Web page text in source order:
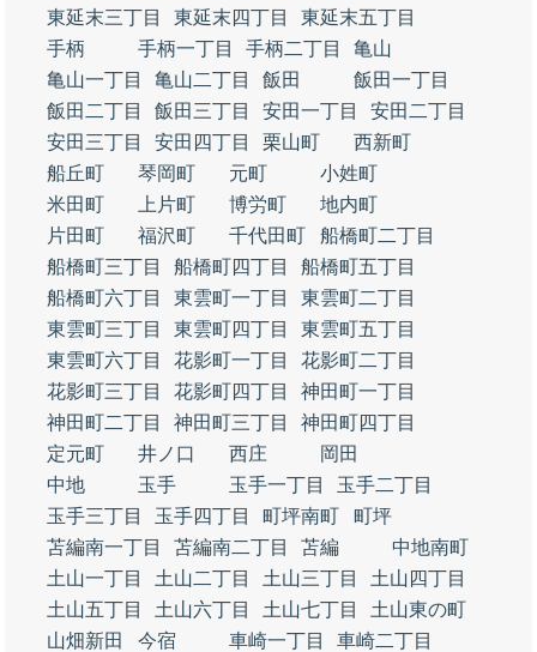
東延末三丁目
東延末四丁目
東延末五丁目
手柄
手柄一丁目 手柄二丁目
亀山
亀山一丁目
亀山二丁目 飯田
飯田一丁目
飯田二丁目
飯田三丁目 安田一丁目
安田二丁目
安田三丁目
安田四丁目 栗山町
西新町
船丘町
琴岡町 元町
小姓町
米田町
上片町 博労町
地内町
片田町
福沢町 千代田町
船橋町二丁目
船橋町三丁目
船橋町四丁目
船橋町五丁目
船橋町六丁目
東雲町一丁目
東雲町二丁目
東雲町三丁目
東雲町四丁目
東雲町五丁目
東雲町六丁目
花影町一丁目
花影町二丁目
花影町三丁目
花影町四丁目
神田町一丁目
神田町二丁目
神田町三丁目
神田町四丁目
定元町
井ノ口 西庄
岡田
中地
玉手 玉手一丁目
玉手二丁目
玉手三丁目
玉手四丁目 町坪南町
町坪
苫編南一丁目
苫編南二丁目 苫編
中地南町
土山一丁目
土山二丁目 土山三丁目
土山四丁目
土山五丁目
土山六丁目 土山七丁目
土山東の町
山畑新田
今宿 車崎一丁目
車崎二丁目